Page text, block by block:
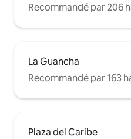
Recommandé par 206
La Guancha
Recommandé par 163
Plaza del Caribe